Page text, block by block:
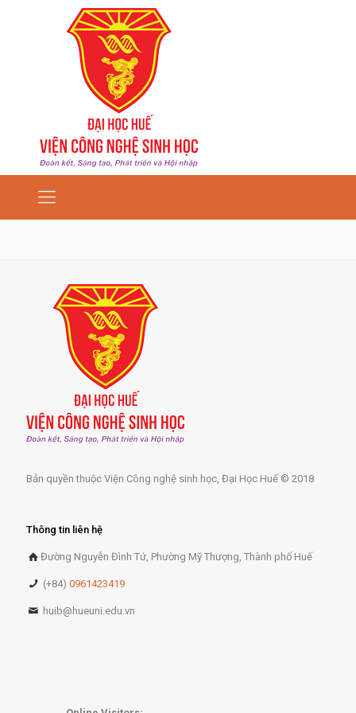
Bản quyền thuộc Viện Công nghệ sinh học, Đại Học Huế © 2018
Thông tin liên hệ
Đường Nguyễn Đình Tứ, Phường Mỹ Thượng, Thành phố Huế
(+84)0961423419
huib@hueuni.edu.vn